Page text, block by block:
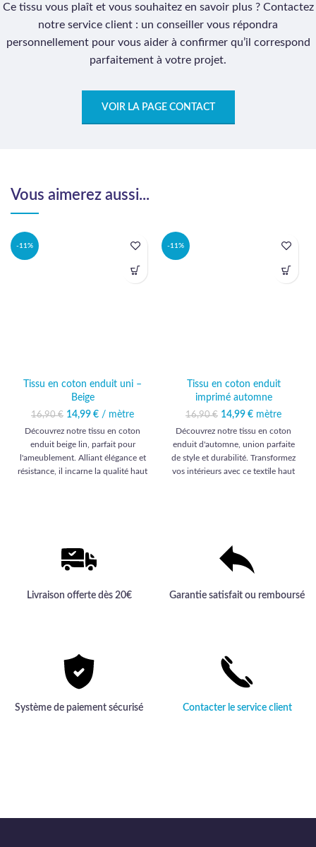
Ce tissu vous plaît et vous souhaitez en savoir plus ? Contactez
notre service client : un conseiller vous répondra
personnellement pour vous aider à confirmer qu’il correspond
parfaitement à votre projet.
VOIR LA PAGE CONTACT
Vous aimerez aussi...
-11%
Tissu en coton enduit uni –
Beige
16,90€
Le prix initial était :
16,90 €.
14,99 €
Le prix
actuel est :
14,99 €.
/ mètre
Découvrez notre tissu en coton
enduit beige lin, parfait pour
l'ameublement. Alliant élégance et
résistance, il incarne la qualité haut
-11%
Tissu en coton enduit
imprimé automne
16,90€ Le prix initial était :
16,90 €.
14,99 €
Le prix
actuel est :
14,99 €.
mètre
Découvrez notre tissu en coton
enduit d'automne, union parfaite
de style et durabilité. Transformez
vos intérieurs avec ce textile haut
Livraison offerte dès 20€ Garantie satisfait ou remboursé
Système de paiement sécurisé Contacter le service client